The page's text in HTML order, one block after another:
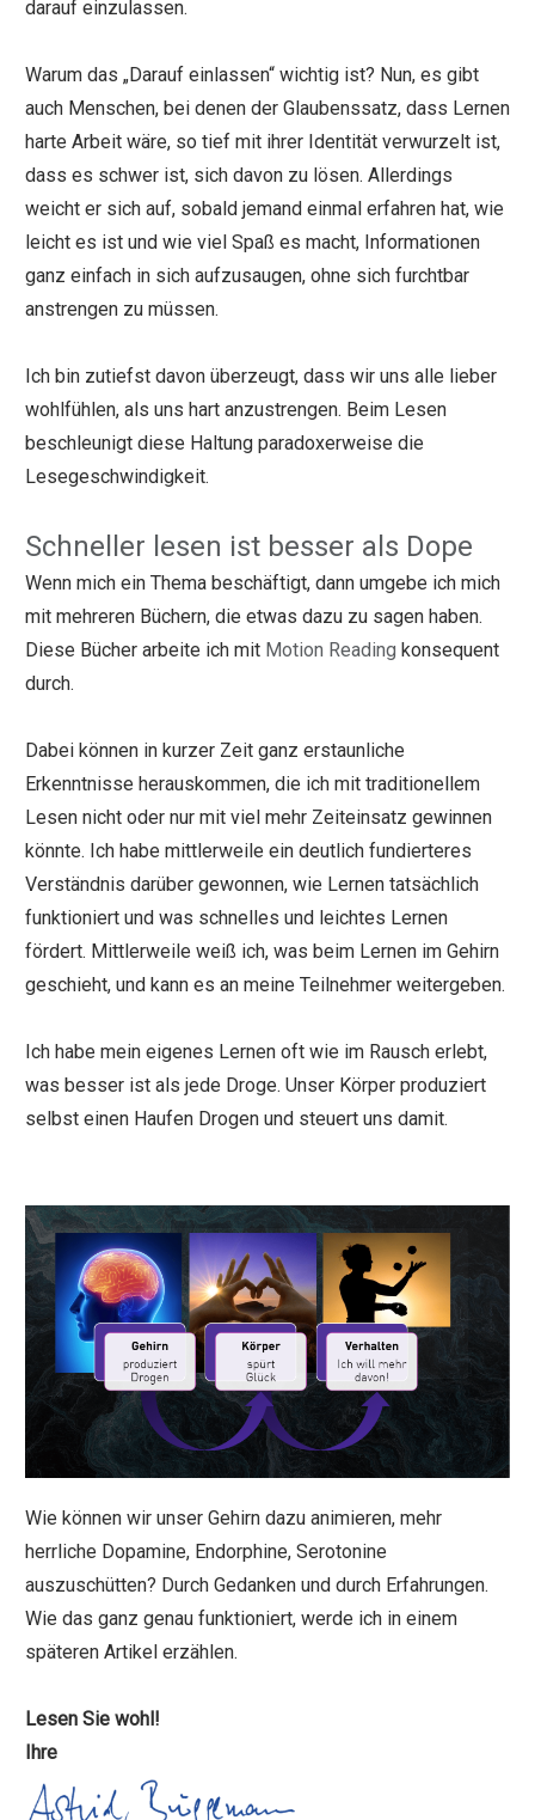
darauf einzulassen.
Warum das „Darauf einlassen“ wichtig ist? Nun, es gibt
auch Menschen, bei denen der Glaubenssatz, dass Lernen
harte Arbeit wäre, so tief mit ihrer Identität verwurzelt ist,
dass es schwer ist, sich davon zu lösen. Allerdings
weicht er sich auf, sobald jemand einmal erfahren hat, wie
leicht es ist und wie viel Spaß es macht, Informationen
ganz einfach in sich aufzusaugen, ohne sich furchtbar
anstrengen zu müssen.
Ich bin zutiefst davon überzeugt, dass wir uns alle lieber
wohlfühlen, als uns hart anzustrengen. Beim Lesen
beschleunigt diese Haltung paradoxerweise die
Lesegeschwindigkeit.
Schneller lesen ist besser als Dope
Wenn mich ein Thema beschäftigt, dann umgebe ich mich
mit mehreren Büchern, die etwas dazu zu sagen haben.
Diese Bücher arbeite ich mit Motion Reading konsequent
durch.
Dabei können in kurzer Zeit ganz erstaunliche
Erkenntnisse herauskommen, die ich mit traditionellem
Lesen nicht oder nur mit viel mehr Zeiteinsatz gewinnen
könnte. Ich habe mittlerweile ein deutlich fundierteres
Verständnis darüber gewonnen, wie Lernen tatsächlich
funktioniert und was schnelles und leichtes Lernen
fördert. Mittlerweile weiß ich, was beim Lernen im Gehirn
geschieht, und kann es an meine Teilnehmer weitergeben.
Ich habe mein eigenes Lernen oft wie im Rausch erlebt,
was besser ist als jede Droge. Unser Körper produziert
selbst einen Haufen Drogen und steuert uns damit.
Wie können wir unser Gehirn dazu animieren, mehr
herrliche Dopamine, Endorphine, Serotonine
auszuschütten? Durch Gedanken und durch Erfahrungen.
Wie das ganz genau funktioniert, werde ich in einem
späteren Artikel erzählen.
Lesen Sie wohl!
Ihre